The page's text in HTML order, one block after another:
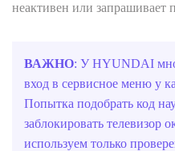
неактивен или запрашивает
ВАЖНО: У HYUNDAI
вход в сервисное меню у
Попытка подобрать код
заблокировать телевизор
используем только